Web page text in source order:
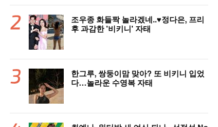
조우종 화들짝 놀라겠네..♥정다은, 프리
후 과감한 '비키니' 자태
한그루, 쌍둥이맘 맞아? 또 비키니 입었
다…놀라운 수영복 자태